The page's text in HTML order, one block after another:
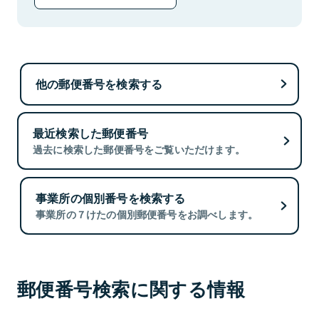
他の郵便番号を検索する
最近検索した郵便番号
過去に検索した郵便番号をご覧いただけます。
事業所の個別番号を検索する
事業所の７けたの個別郵便番号をお調べします。
郵便番号検索に関する情報